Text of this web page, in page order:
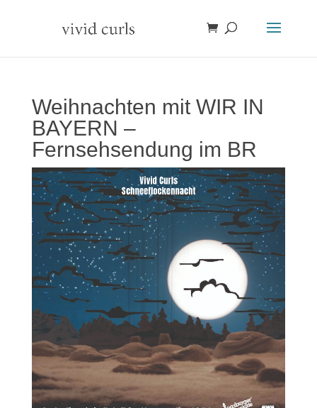
Weihnachten mit WIR IN
BAYERN –
Fernsehsendung im BR